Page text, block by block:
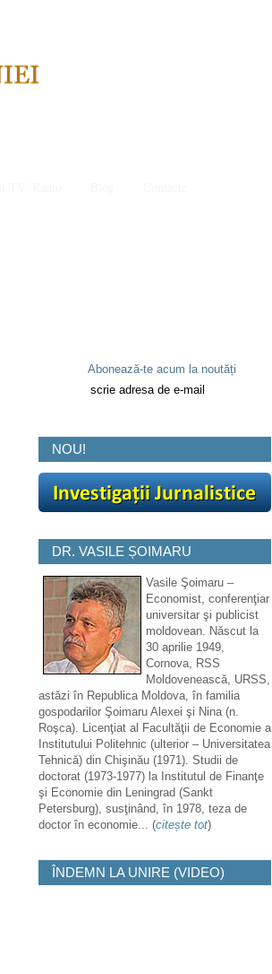
Abonează-te acum la noutăți
NOU!
DR. VASILE ȘOIMARU
Vasile Şoimaru –
Economist, conferenţiar
universitar şi publicist
moldovean. Născut la
30 aprilie 1949,
Cornova, RSS
Moldovenească, URSS,
astăzi în Republica Moldova, în familia
gospodarilor Şoimaru Alexei şi Nina (n.
Roşca). Licenţiat al Facultăţii de Economie a
Institutului Politehnic (ulterior – Universitatea
Tehnică) din Chişinău (1971). Studii de
doctorat (1973-1977) la Institutul de Finanţe
şi Economie din Leningrad (Sankt
Petersburg), susţinând, în 1978, teza de
doctor în economie... (citește tot)
ÎNDEMN LA UNIRE (VIDEO)